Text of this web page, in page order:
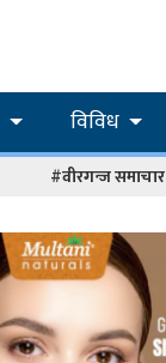
विविध
#वीरगन्ज समाचार